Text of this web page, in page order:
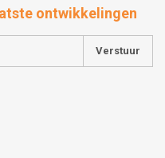
ontwikkelingen
Verstuur